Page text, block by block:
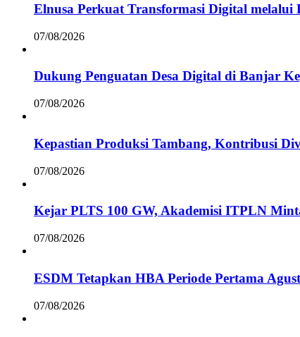
Elnusa Perkuat Transformasi Digital melalui
07/08/2026
Dukung Penguatan Desa Digital di Banjar
07/08/2026
Kepastian Produksi Tambang, Kontribusi
07/08/2026
Kejar PLTS 100 GW, Akademisi ITPLN
07/08/2026
ESDM Tetapkan HBA Periode Pertama
07/08/2026